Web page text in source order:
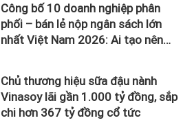
Công bố 10 doanh nghiệp phân
phối – bán lẻ nộp ngân sách lớn
nhất Việt Nam 2026: Ai tạo nên
Chủ thương hiệu sữa đậu nành
Vinasoy lãi gần 1.000 tỷ đồng, sắp
chi hơn 367 tỷ đồng cổ tức